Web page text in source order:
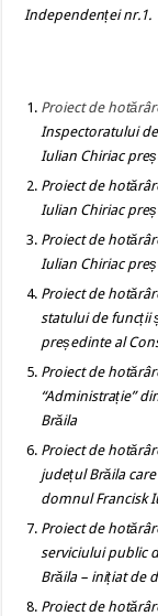
Independenței nr.1.
Proiect de
Inspectoratului
Iulian Chiriac
Proiect de
Iulian Chiriac
Proiect de
Iulian Chiriac
Proiect de
statului de funcții
președinte al
Proiect de
“Administrație”
Brăila
Proiect de
județul Brăila
domnul Francisk
Proiect de
serviciului public
Brăila – inițiat de
Proiect de